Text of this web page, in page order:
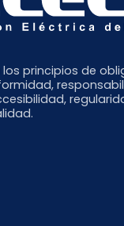
principios de